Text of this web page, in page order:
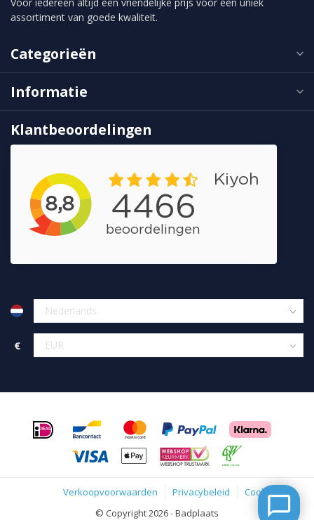
Voor iedereen altijd een vriendelijke prijs voor een uniek
assortiment van goede kwaliteit.
Categorieën
Informatie
Klantbeoordelingen
€
Verkoopvoorwaarden Privacybeleid
Cookies
© Copyright 2026 - Badplaats